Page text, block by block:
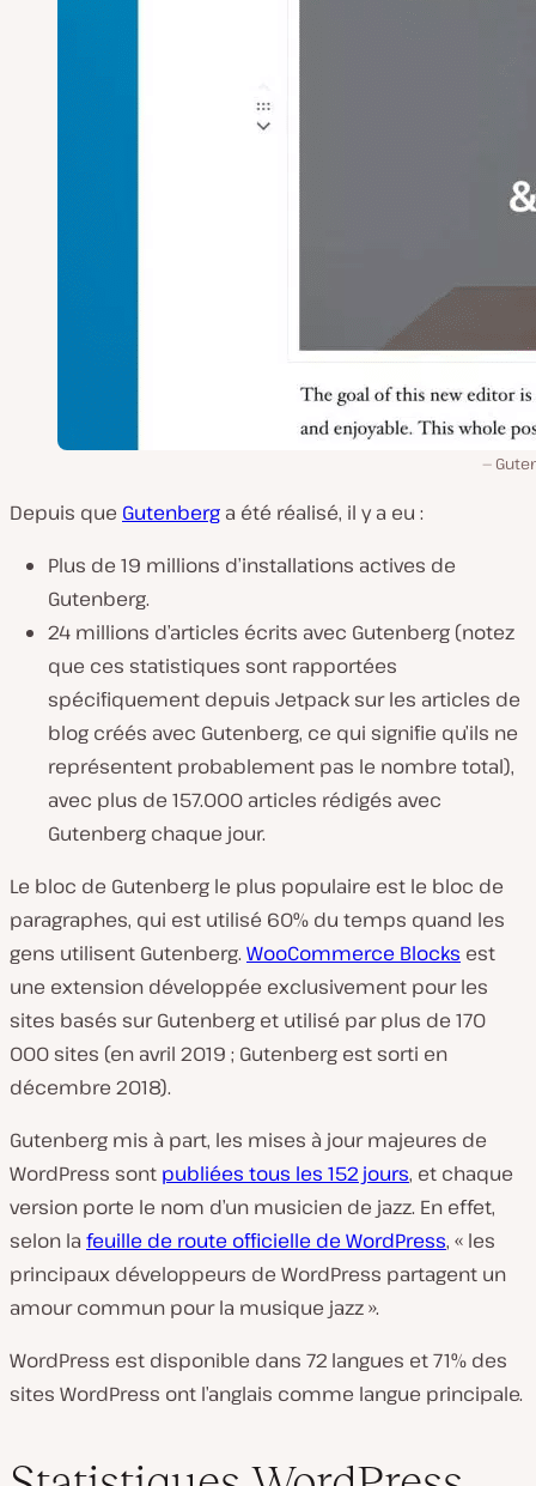
Depuis que Gutenberg a été réalisé, il y a eu :
Plus de 19 millions d’installations actives de
Gutenberg.
24 millions d’articles écrits avec Gutenberg (notez
que ces statistiques sont rapportées
spécifiquement depuis Jetpack sur les articles de
blog créés avec Gutenberg, ce qui signifie qu’ils ne
représentent probablement pas le nombre total),
avec plus de 157.000 articles rédigés avec
Gutenberg chaque jour.
Le bloc de Gutenberg le plus populaire est le bloc de
paragraphes, qui est utilisé 60% du temps quand les
gens utilisent Gutenberg. WooCommerce Blocks est
une extension développée exclusivement pour les
sites basés sur Gutenberg et utilisé par plus de 170
000 sites (en avril 2019 ; Gutenberg est sorti en
décembre 2018).
Gutenberg mis à part, les mises à jour majeures de
WordPress sont publiées tous les 152 jours, et chaque
version porte le nom d’un musicien de jazz. En effet,
selon la feuille de route officielle de WordPress, « les
principaux développeurs de WordPress partagent un
amour commun pour la musique jazz ».
WordPress est disponible dans 72 langues et 71% des
sites WordPress ont l’anglais comme langue principale.